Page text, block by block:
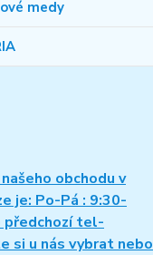
medy
obchodu v
je: Po-Pá : 9:30-
předchozí tel-
si u nás vybrat nebo